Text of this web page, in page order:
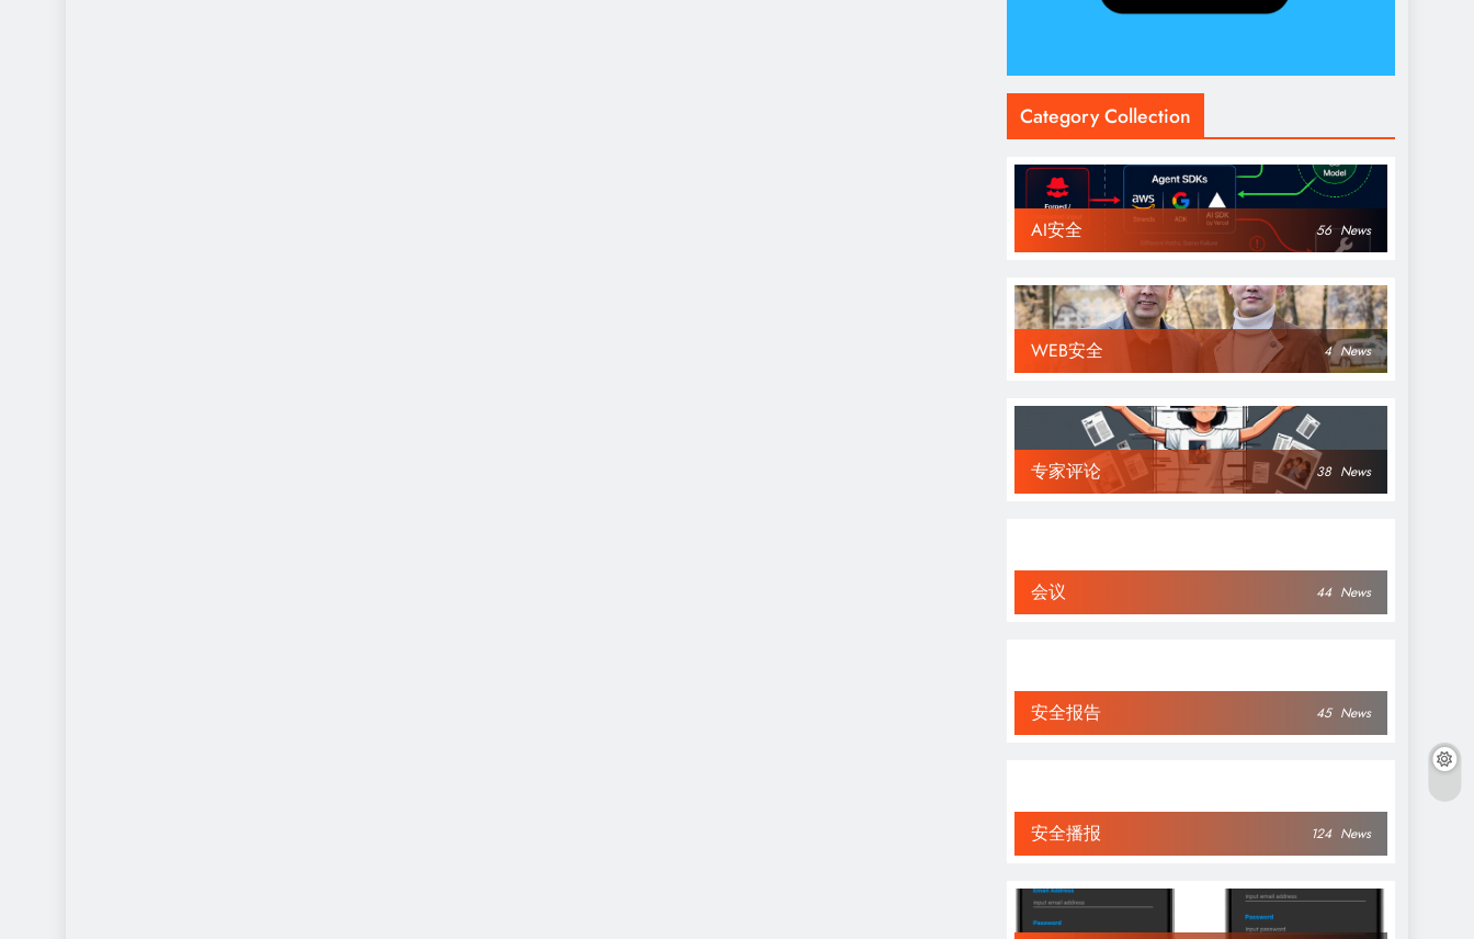
Category Collection
AI安全 56 News
WEB安全 4 News
专家评论 38 News
会议 44 News
安全报告 45 News
安全播报 124 News